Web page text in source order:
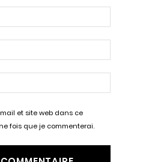
:*
:*
:
et site web dans ce
fois que je commenterai.